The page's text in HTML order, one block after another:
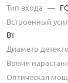
Тип входа —
Встроенный
Вт
Диаметр
Время
Оптическая